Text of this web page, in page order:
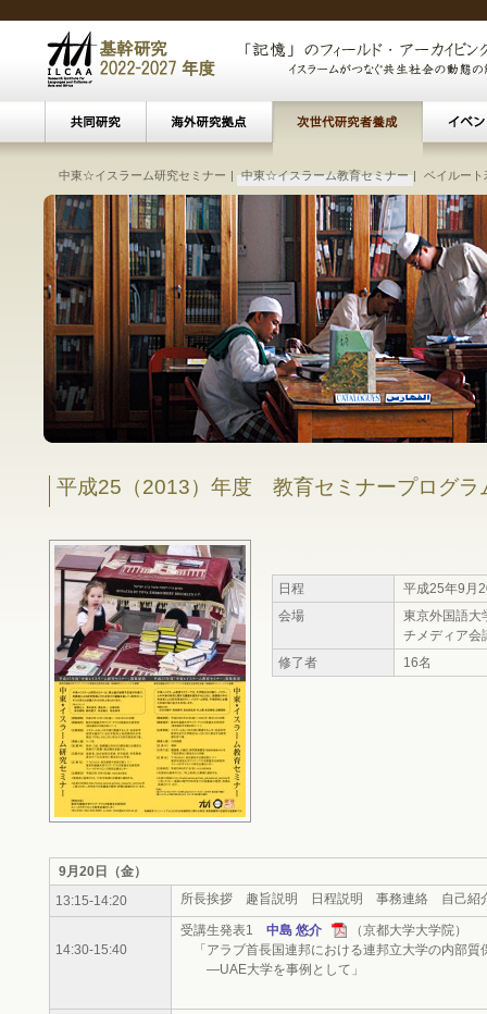
文化遺産アーカイビング | 接続する海 | パ
ベイルート | ベイルート・ウィークリーレ
中東☆イスラーム研究セミナー | 中東☆イスラーム教育セミナー |
ベイルート
研究会・講演会
東南アジアにおけるイスラーム主義
―ト―
―移民／難民によるコミ
イス
現
平成25（2013）年度 教育セミナープログラ
日程
平成25年9月
会場
東京外国語大
チメディア会
修了者
16名
9月20日（金）
13:15-14:20
所長挨拶 趣旨説明 日程説明 事務連絡 自己紹
14:30-15:40
受講生発表1 中島 悠介
（京都大学大学院）
「アラブ首長国連邦における連邦立大学の内部質
―UAE大学を事例として」